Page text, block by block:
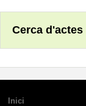
Cerca d'actes
Inici